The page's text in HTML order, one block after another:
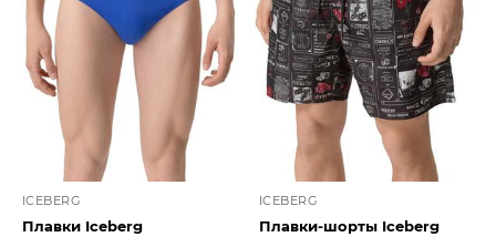
ICEBERG
Плавки Iceberg
ICEBERG
Плавки-шорты Iceberg